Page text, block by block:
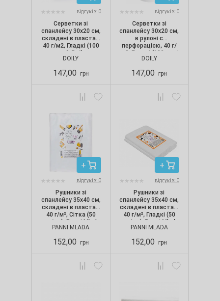
відгуків: 0
Серветки зі
спанлейсу 30х20 см,
складені в пластах,
40 г/м2, Гладкі (100
шт.), Doily
DOILY
147,00 грн
відгуків: 0
Серветки зі
спанлейсу 30х20 см,
в рулоні с
перфорацією, 40 г/
м2, Гладкі (100 шт./
рул.), Doily
DOILY
147,00 грн
відгуків: 0
Рушники зі
спанлейсу 35х40 см,
складені в пластах,
40 г/м², Сітка (50
шт./уп.), Panni Mlada
PANNI MLADA
152,00 грн
відгуків: 0
Рушники зі
спанлейсу 35х40 см,
складені в пластах,
40 г/м², Гладкі (50
шт./уп.), Panni Mlada
PANNI MLADA
152,00 грн